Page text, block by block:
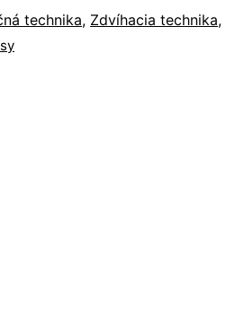
technika, Zdvíhacia technika,